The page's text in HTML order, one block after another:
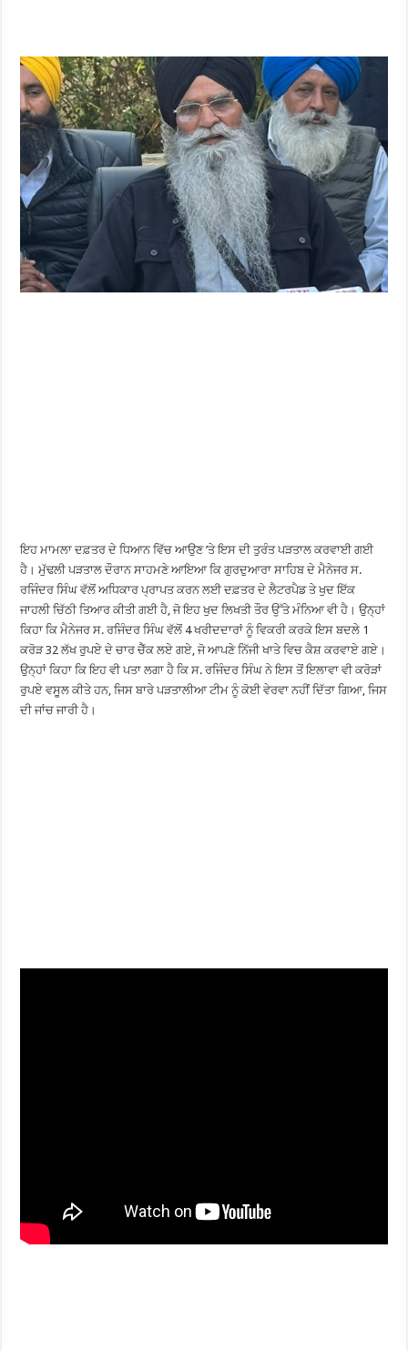
ਇਹ ਮਾਮਲਾ ਦਫ਼ਤਰ ਦੇ ਧਿਆਨ ਵਿੱਚ ਆਉਣ ’ਤੇ ਇਸ ਦੀ ਤੁਰੰਤ ਪੜਤਾਲ ਕਰਵਾਈ ਗਈ
ਹੈ। ਮੁੱਢਲੀ ਪੜਤਾਲ ਦੌਰਾਨ ਸਾਹਮਣੇ ਆਇਆ ਕਿ ਗੁਰਦੁਆਰਾ ਸਾਹਿਬ ਦੇ ਮੈਨੇਜਰ ਸ.
ਰਜਿੰਦਰ ਸਿੰਘ ਵੱਲੋਂ ਅਧਿਕਾਰ ਪ੍ਰਾਪਤ ਕਰਨ ਲਈ ਦਫ਼ਤਰ ਦੇ ਲੈਟਰਪੈਡ ਤੇ ਖੁਦ ਇੱਕ
ਜਾਹਲੀ ਚਿੱਠੀ ਤਿਆਰ ਕੀਤੀ ਗਈ ਹੈ, ਜੋ ਇਹ ਖੁਦ ਲਿਖਤੀ ਤੌਰ ਉੱਤੇ ਮੰਨਿਆ ਵੀ ਹੈ। ਉਨ੍ਹਾਂ
ਕਿਹਾ ਕਿ ਮੈਨੇਜਰ ਸ. ਰਜਿੰਦਰ ਸਿੰਘ ਵੱਲੋਂ 4 ਖਰੀਦਦਾਰਾਂ ਨੂੰ ਵਿਕਰੀ ਕਰਕੇ ਇਸ ਬਦਲੇ 1
ਕਰੋੜ 32 ਲੱਖ ਰੁਪਏ ਦੇ ਚਾਰ ਚੈੱਕ ਲਏ ਗਏ, ਜੋ ਆਪਣੇ ਨਿੱਜੀ ਖਾਤੇ ਵਿਚ ਕੈਸ਼ ਕਰਵਾਏ ਗਏ।
ਉਨ੍ਹਾਂ ਕਿਹਾ ਕਿ ਇਹ ਵੀ ਪਤਾ ਲਗਾ ਹੈ ਕਿ ਸ. ਰਜਿੰਦਰ ਸਿੰਘ ਨੇ ਇਸ ਤੋਂ ਇਲਾਵਾ ਵੀ ਕਰੋੜਾਂ
ਰੁਪਏ ਵਸੂਲ ਕੀਤੇ ਹਨ, ਜਿਸ ਬਾਰੇ ਪੜਤਾਲੀਆ ਟੀਮ ਨੂੰ ਕੋਈ ਵੇਰਵਾ ਨਹੀਂ ਦਿੱਤਾ ਗਿਆ, ਜਿਸ
ਦੀ ਜਾਂਚ ਜਾਰੀ ਹੈ।